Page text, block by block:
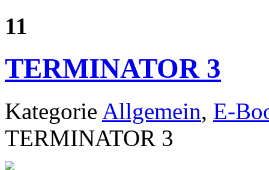
11
TERMINATOR 3
Kategorie Allgemein, E-
TERMINATOR 3